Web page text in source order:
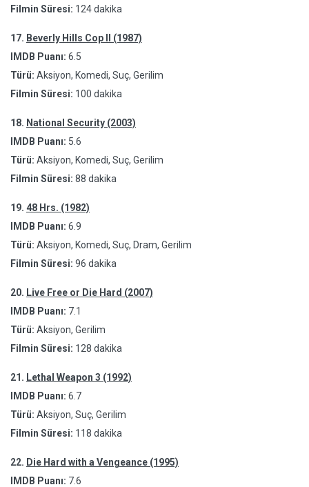
Filmin Süresi: 124 dakika
17. Beverly Hills Cop II (1987)
IMDB Puanı: 6.5
Türü: Aksiyon, Komedi, Suç, Gerilim
Filmin Süresi: 100 dakika
18. National Security (2003)
IMDB Puanı: 5.6
Türü: Aksiyon, Komedi, Suç, Gerilim
Filmin Süresi: 88 dakika
19. 48 Hrs. (1982)
IMDB Puanı: 6.9
Türü: Aksiyon, Komedi, Suç, Dram, Gerilim
Filmin Süresi: 96 dakika
20. Live Free or Die Hard (2007)
IMDB Puanı: 7.1
Türü: Aksiyon, Gerilim
Filmin Süresi: 128 dakika
21. Lethal Weapon 3 (1992)
IMDB Puanı: 6.7
Türü: Aksiyon, Suç, Gerilim
Filmin Süresi: 118 dakika
22. Die Hard with a Vengeance (1995)
IMDB Puanı: 7.6